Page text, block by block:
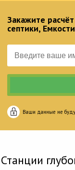
Закажите
септики,
Ваши данные не
Станции